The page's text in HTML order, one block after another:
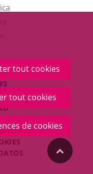
tout cookies
tout cookies
de cookies
una
externa.
ENLACE
A
UNA
APLICACIÓN
EXTERNA.
"Volver